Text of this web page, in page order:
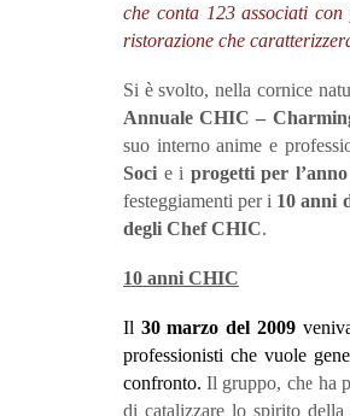
che conta 123 associati con
ristorazione che
Si è svolto, nella cornice
Annuale CHIC –
suo interno anime e
Soci e i progetti per
festeggiamenti per i 10 anni
degli Chef CHIC.
10 anni CHIC
Il 30 marzo del 2009
professionisti che vuole
confronto. Il gruppo, che ha
di catalizzare lo spirito